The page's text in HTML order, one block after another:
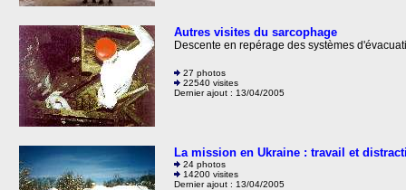
Autres visites du sarcophage
Descente en repérage des systèmes
27 photos
22540 visites
Dernier ajout : 13/04/2005
La mission en Ukraine : travail et
24 photos
14200 visites
Dernier ajout : 13/04/2005